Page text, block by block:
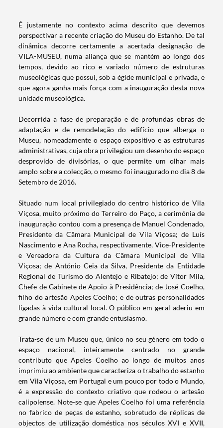
Termo de Pesquisa
É justamente no contexto acima descrito que devemos
perspectivar a recente criação do Museu do Estanho. De tal
dinâmica decorre certamente a acertada designação de
VILA-MUSEU, numa aliança que se mantém ao longo dos
tempos, devido ao rico e variado número de estruturas
museológicas que possui, sob a égide municipal e privada, e
que agora ganha mais força com a inauguração desta nova
unidade museológica.
Decorrida a fase de preparação e de profundas obras de
adaptação e de remodelação do edifício que alberga o
Museu, nomeadamente o espaço expositivo e as estruturas
administrativas, cuja obra privilegiou um desenho do espaço
desprovido de divisórias, o que permite um olhar mais
amplo sobre a colecção, o mesmo foi inaugurado no dia 8 de
Setembro de 2016.
Situado num local privilegiado do centro histórico de Vila
Viçosa, muito próximo do Terreiro do Paço, a cerimónia de
inauguração contou com a presença de Manuel Condenado,
Presidente da Câmara Municipal de Vila Viçosa; de Luís
Nascimento e Ana Rocha, respectivamente, Vice-Presidente
e Vereadora da Cultura da Câmara Municipal de Vila
Viçosa; de António Ceia da Silva, Presidente da Entidade
Regional de Turismo do Alentejo e Ribatejo; de Vítor Mila,
Chefe de Gabinete de Apoio à Presidência; de José Coelho,
filho do artesão Apeles Coelho; e de outras personalidades
ligadas à vida cultural local. O público em geral aderiu em
grande número e com grande entusiasmo.
Trata-se de um Museu que, único no seu género em todo o
espaço nacional, inteiramente centrado no grande
contributo que Apeles Coelho ao longo de muitos anos
imprimiu ao ambiente que caracteriza o trabalho do estanho
em Vila Viçosa, em Portugal e um pouco por todo o Mundo,
é a expressão do contexto criativo que rodeou o artesão
calipolense. Note-se que Apeles Coelho foi uma referência
no fabrico de peças de estanho, sobretudo de réplicas de
objectos de utilização doméstica nos séculos XVI e XVII,